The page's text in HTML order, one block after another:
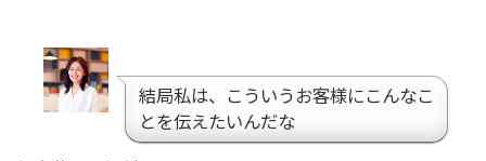
結局私は、こういうお客様にこんなこ
とを伝えたいんだな